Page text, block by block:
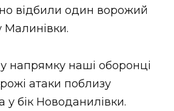
відбили один ворожий
напрямку наші оборонці
атаки поблизу
у бік Новоданилівки.